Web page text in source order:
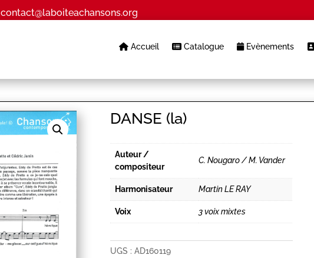
contact@laboiteachansons.org
Accueil Catalogue Evènements
DANSE (la)
Auteur /
compositeur
C. Nougaro / M. Vander
Harmonisateur Martin LE RAY
Voix 3 voix mixtes
UGS :AD160119